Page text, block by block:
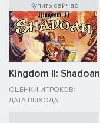
Купить сейчас
Kingdom II: Shadoan
ОЦЕНКИ ИГРОКОВ:
ДАТА ВЫХОДА: